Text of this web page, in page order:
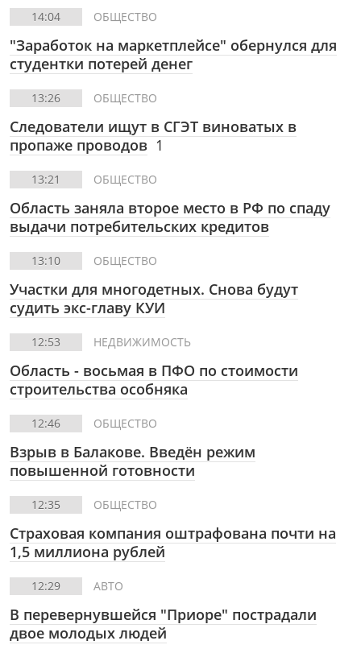
14:04 ОБЩЕСТВО
"Заработок на маркетплейсе" обернулся для
студентки потерей денег
13:26 ОБЩЕСТВО
Следователи ищут в СГЭТ виноватых в
пропаже проводов 1
13:21 ОБЩЕСТВО
Область заняла второе место в РФ по спаду
выдачи потребительских кредитов
13:10 ОБЩЕСТВО
Участки для многодетных. Снова будут
судить экс-главу КУИ
12:53 НЕДВИЖИМОСТЬ
Область - восьмая в ПФО по стоимости
строительства особняка
12:46 ОБЩЕСТВО
Взрыв в Балакове. Введён режим
повышенной готовности
12:35 ОБЩЕСТВО
Страховая компания оштрафована почти на
1,5 миллиона рублей
12:29 АВТО
В перевернувшейся "Приоре" пострадали
двое молодых людей